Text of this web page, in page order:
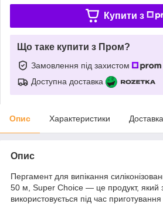
Купити з
Що таке купити з Пром?
Замовлення під захистом
Доступна доставка
Опис Характеристики Доставка
Опис
Пергамент для випікання
50 м, Super Choice — це продукт, який
використовується під час